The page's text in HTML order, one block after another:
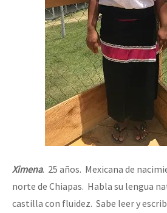
Ximena. 25 años. Mexicana de
norte de Chiapas. Habla su lengua
castilla con fluidez. Sabe leer y